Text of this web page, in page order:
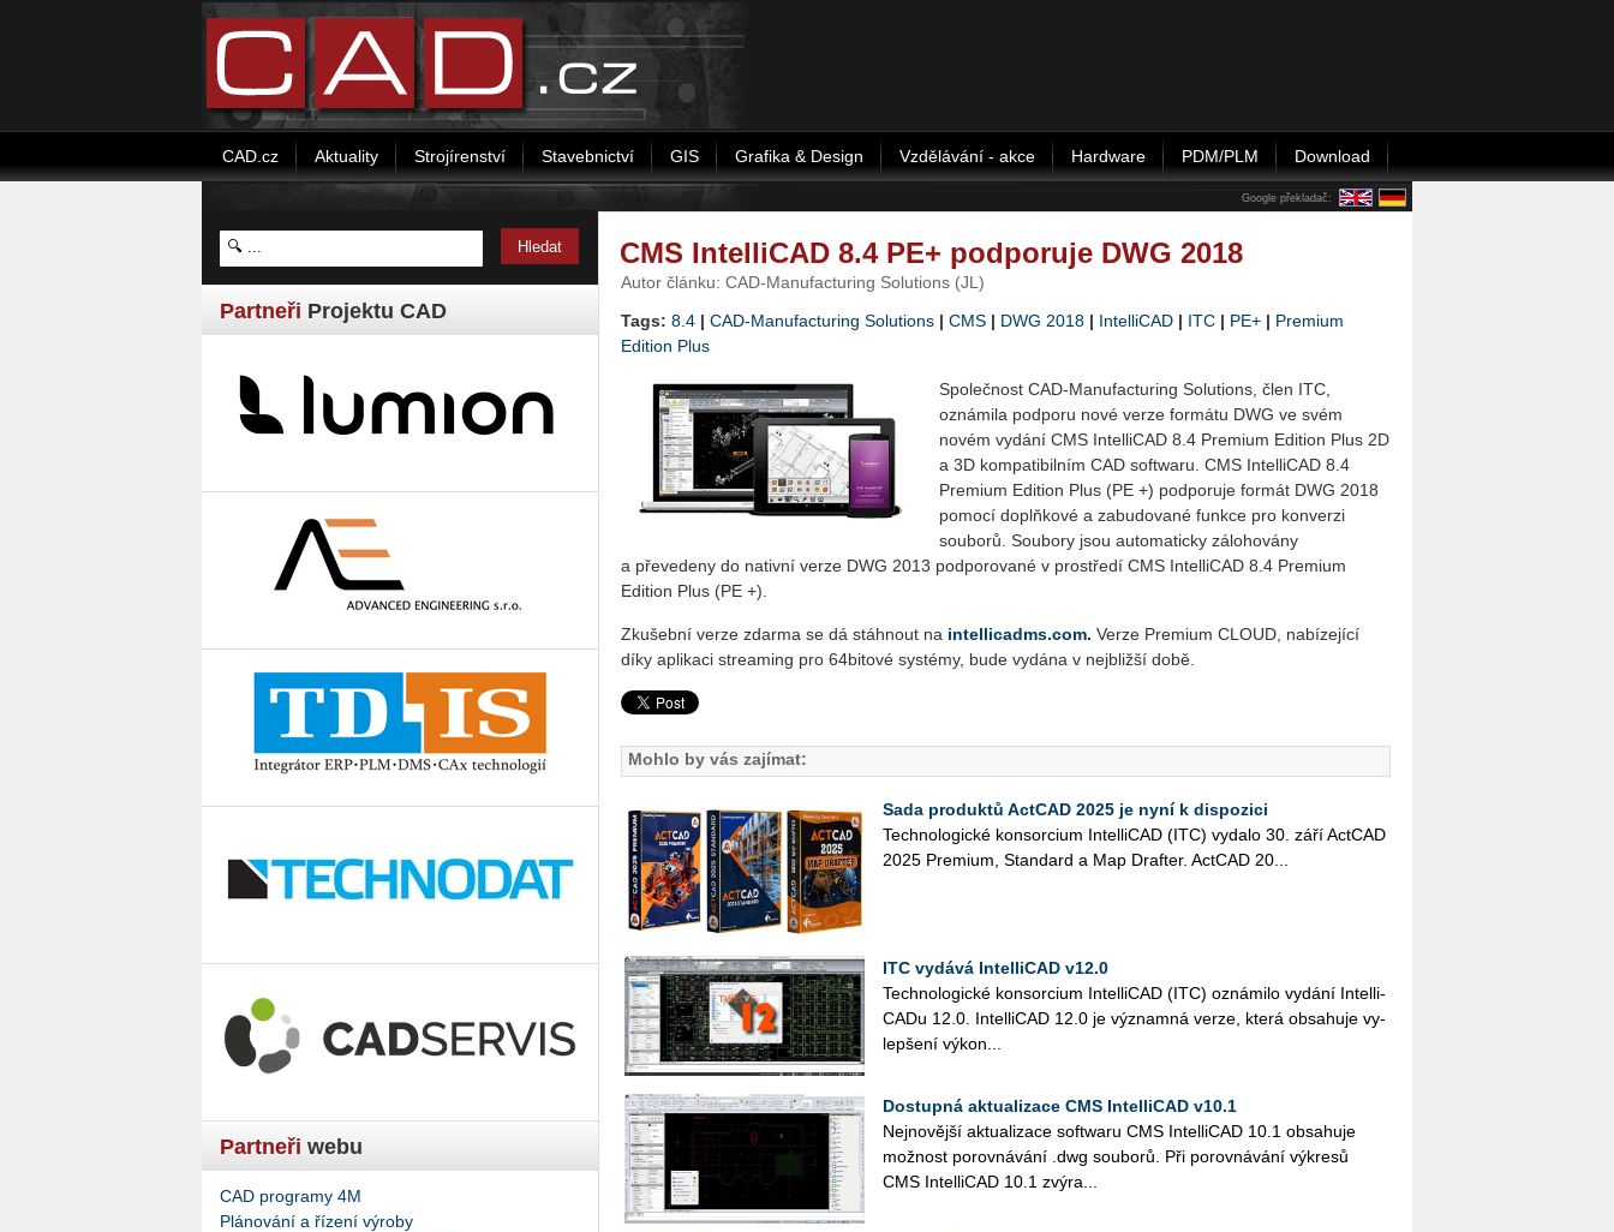
CAD.cz Aktuality Strojírenství Stavebnictví GIS Grafika & Design Vzdělávání - akce Hardware PDM/PLM Download
Google překladač:
Partneři Projektu CAD
Partneři webu
CAD programy 4M
Plánování a řízení výroby
CMS IntelliCAD 8.4 PE+ podporuje DWG 2018
Autor článku: CAD-Manufacturing Solutions (JL)
Tags: 8.4 | CAD-Manufacturing Solutions | CMS | DWG 2018 | IntelliCAD | ITC | PE+ | Premium
Edition Plus
Společnost CAD-Manufacturing Solutions, člen ITC,
oznámila podporu nové verze formátu DWG ve svém
novém vydání CMS IntelliCAD 8.4 Premium Edition Plus 2D
a 3D kompatibilním CAD softwaru. CMS IntelliCAD 8.4
Premium Edition Plus (PE +) podporuje formát DWG 2018
pomocí doplňkové a zabudované funkce pro konverzi
souborů. Soubory jsou automaticky zálohovány
a převedeny do nativní verze DWG 2013 podporované v prostředí CMS IntelliCAD 8.4 Premium
Edition Plus (PE +).
Zkušební verze zdarma se dá stáhnout na intellicadms.com. Verze Premium CLOUD, nabízející
díky aplikaci streaming pro 64bitové systémy, bude vydána v nejbližší době.
Mohlo by vás zajímat:
Sada produktů ActCAD 2025 je nyní k dispozici
Tech­no­lo­gic­ké kon­sor­ci­um In­tel­li­CAD (ITC) vy­da­lo 30. září Act­CAD
2025 Pre­mi­um, Stan­dard a Map Draf­ter. Act­CAD 20...
ITC vydává IntelliCAD v12.0
Tech­no­lo­gic­ké kon­sor­ci­um In­tel­li­CAD (ITC) ozná­mi­lo vy­dá­ní In­tel­li­
CA­Du 12.0. In­tel­li­CAD 12.0 je vý­znam­ná verze, která ob­sa­hu­je vy­
lep­še­ní vý­ko­n...
Dostupná aktualizace CMS IntelliCAD v10.1
Nej­no­věj­ší ak­tu­a­li­za­ce soft­wa­ru CMS In­tel­li­CAD 10.1 ob­sa­hu­je
mož­nost po­rov­ná­vá­ní .dwg sou­bo­rů. Při po­rov­ná­vá­ní vý­kre­sů
CMS In­tel­li­CAD 10.1 zvý­ra...